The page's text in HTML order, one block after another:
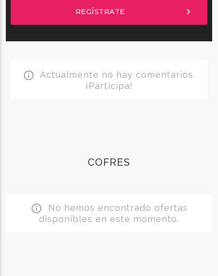
REGÍSTRATE chevron_right
info_outline Actualmente no hay comentarios.
¡Participa!
COFRES
info_outline No hemos encontrado ofertas
disponibles en este momento.